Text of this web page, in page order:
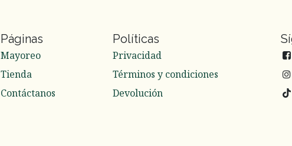
Páginas
Mayoreo
Tienda
Contáctanos
Políticas
Privacidad
Términos y condiciones
Devolución